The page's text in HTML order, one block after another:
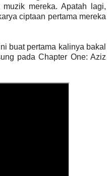
mereka. Apatah lagi,
ciptaan pertama mereka
buat pertama kalinya bakal
pada Chapter One: Aziz